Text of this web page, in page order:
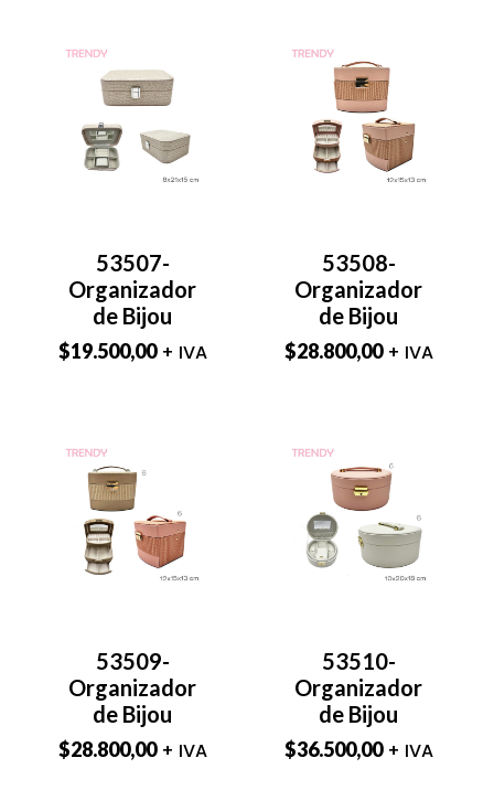
53507-
Organizador
de Bijou
$19.500,00 + IVA
53508-
Organizador
de Bijou
$28.800,00 + IVA
53509-
Organizador
de Bijou
$28.800,00 + IVA
53510-
Organizador
de Bijou
$36.500,00 + IVA